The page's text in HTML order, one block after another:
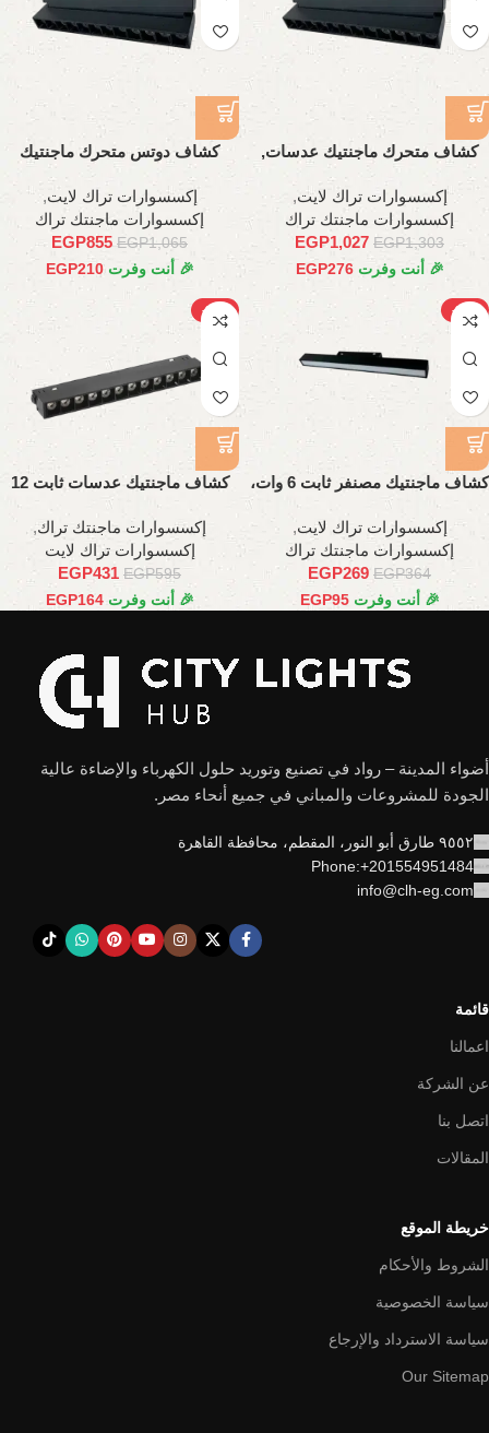
كشاف متحرك ماجنتيك عدسات,
إكسسوارات تراك لايت,
إكسسوارات ماجنتك تراك
EGP1,303
EGP1,027
🎉 أنت وفرت EGP276
كشاف دوتس متحرك ماجنتيك
عدسات, 18وات , 35سم
إكسسوارات تراك لايت,
إكسسوارات ماجنتك تراك
EGP1,065
EGP855
🎉 أنت وفرت EGP210
-26%
كشاف ماجنتيك مصنفر ثابت 6 وات،
11 سم
إكسسوارات تراك لايت,
إكسسوارات ماجنتك تراك
EGP364
EGP269
🎉 أنت وفرت EGP95
-28%
كشاف ماجنتيك عدسات ثابت 12
إكسسوارات ماجنتك تراك,
إكسسوارات تراك لايت
EGP595
EGP431
🎉 أنت وفرت EGP164
أضواء المدينة – رواد في تصنيع وتوريد حلول الكهرباء والإضاءة عالية
الجودة للمشروعات والمباني في جميع أنحاء مصر.
٩٥٥٢ طارق أبو النور، المقطم، محافظة القاهرة
Phone:+201554951484
info@clh-eg.com
قائمة
اعمالنا
عن الشركة
اتصل بنا
المقالات
خريطة الموقع
الشروط والأحكام
سياسة الخصوصية
سياسة الاسترداد والإرجاع
Our Sitemap